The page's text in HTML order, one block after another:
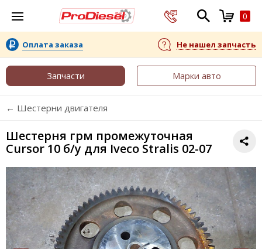
0
Оплата заказа Не нашел запчасть
Запчасти Марки авто
← Шестерни двигателя
Шестерня грм промежуточная
Cursor 10 б/у для Iveco Stralis 02-07